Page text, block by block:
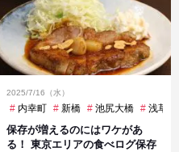
2025/7/16（水）
内幸町 新橋 池尻大橋 浅草
保存が増えるのにはワケがあ
る！ 東京エリアの食べログ保存